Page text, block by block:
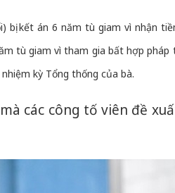
bị kết án 6 năm tù giam vì nhận
tù giam vì tham gia bất hợp pháp
kỳ Tổng thống của bà.
các công tố viên đề